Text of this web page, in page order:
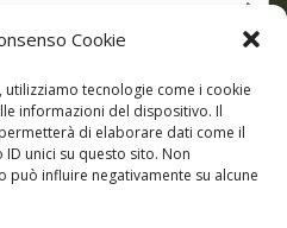
Cookie
tecnologie come i cookie
informazioni del dispositivo. Il
di elaborare dati come il
unici su questo sito. Non
può influire negativamente su alcune